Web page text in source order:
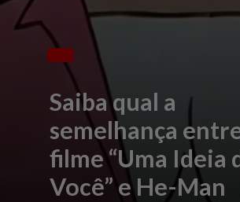
Saiba qual a
semelhança
filme “Uma Ideia
Você” e He-Man